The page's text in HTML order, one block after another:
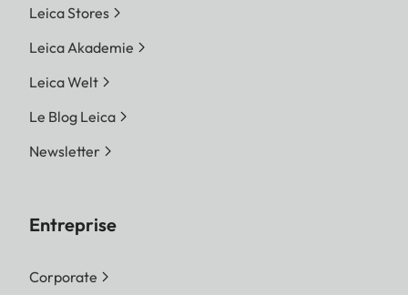
Leica Stores
Leica Akademie
Leica Welt
Le Blog Leica
Newsletter
Entreprise
Corporate